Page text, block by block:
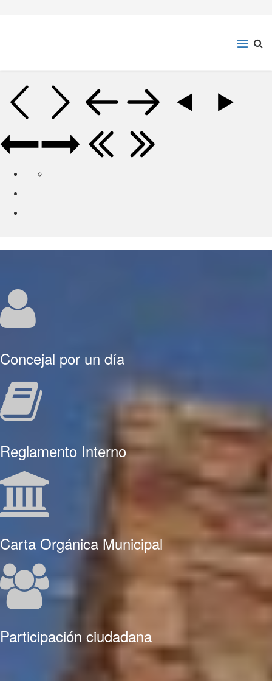
Concejal por un día
Reglamento Interno
Carta Orgánica Municipal
Participación ciudadana